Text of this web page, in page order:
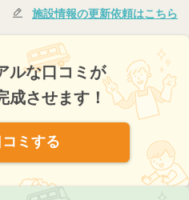
施設情報の更新依頼はこちら
ルな口コミが
成させます！
コミする